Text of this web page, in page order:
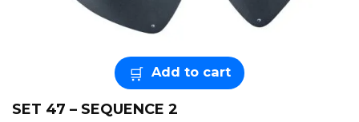
Add to cart
SET 47 – SEQUENCE 2